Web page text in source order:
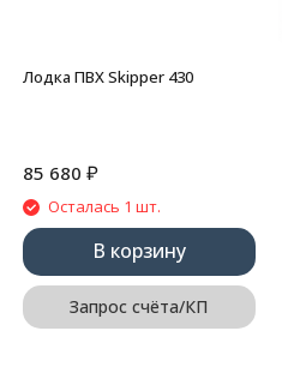
Лодка ПВХ Skipper 430
85 680 ₽
Осталась 1 шт.
В корзину
Запрос счёта/КП